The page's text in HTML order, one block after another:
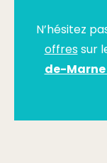
N’hésitez
offressur
de-Marne